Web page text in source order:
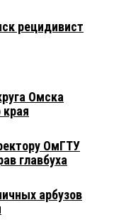
рецидивист
Омска
края
ОмГТУ
главбуха
арбузов